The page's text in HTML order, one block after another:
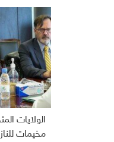
الولايات
مخيمات